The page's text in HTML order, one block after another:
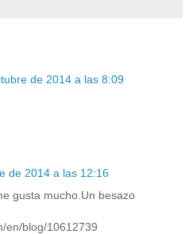
de 2014 a las 8:09
de 2014 a las 12:16
gusta mucho.Un besazo
en/blog/10612739